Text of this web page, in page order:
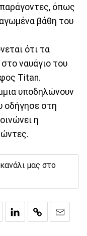
όπως
βάθη του
ότι τα
ναυάγιο του
Titan.
υποδηλώνουν
οδήγησε στη
η
μας στο